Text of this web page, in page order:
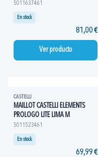
5011637461
En stock
81,00 €
Ver producto
CASTELLI
MAILLOT CASTELLI ELEMENTS
PROLOGO LITE LIMA M
5011523461
En stock
69,99 €